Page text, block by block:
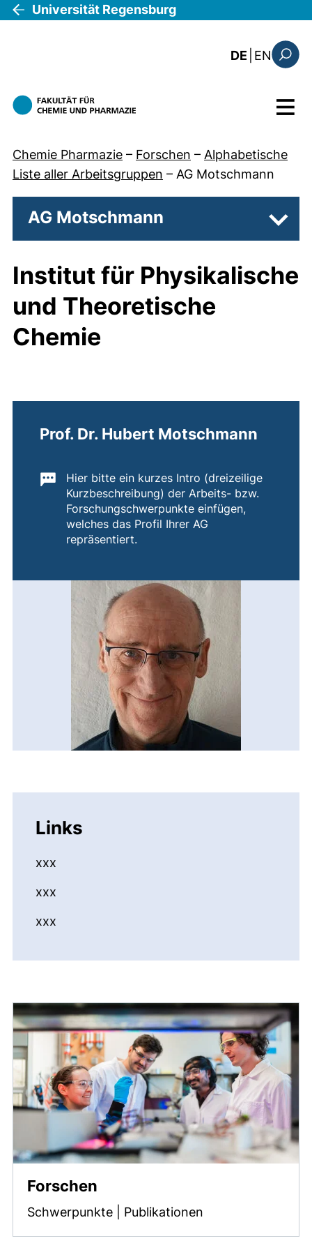
Direkt zum Inhalt
Universität Regensburg
DE EN: the
Menü
Chemie Pharmazie – Forschen – Alphabetische
Liste aller Arbeitsgruppen – AG Motschmann
AG Motschmann
Institut für Physikalische
und Theoretische
Chemie
Prof. Dr. Hubert Motschmann
Wichtige Informationen:
Hier bitte ein kurzes Intro (dreizeilige
Kurzbeschreibung) der Arbeits- bzw.
Forschungschwerpunkte einfügen,
welches das Profil Ihrer AG
repräsentiert.
Links
xxx
xxx
xxx
Forschen
Schwerpunkte | Publikationen